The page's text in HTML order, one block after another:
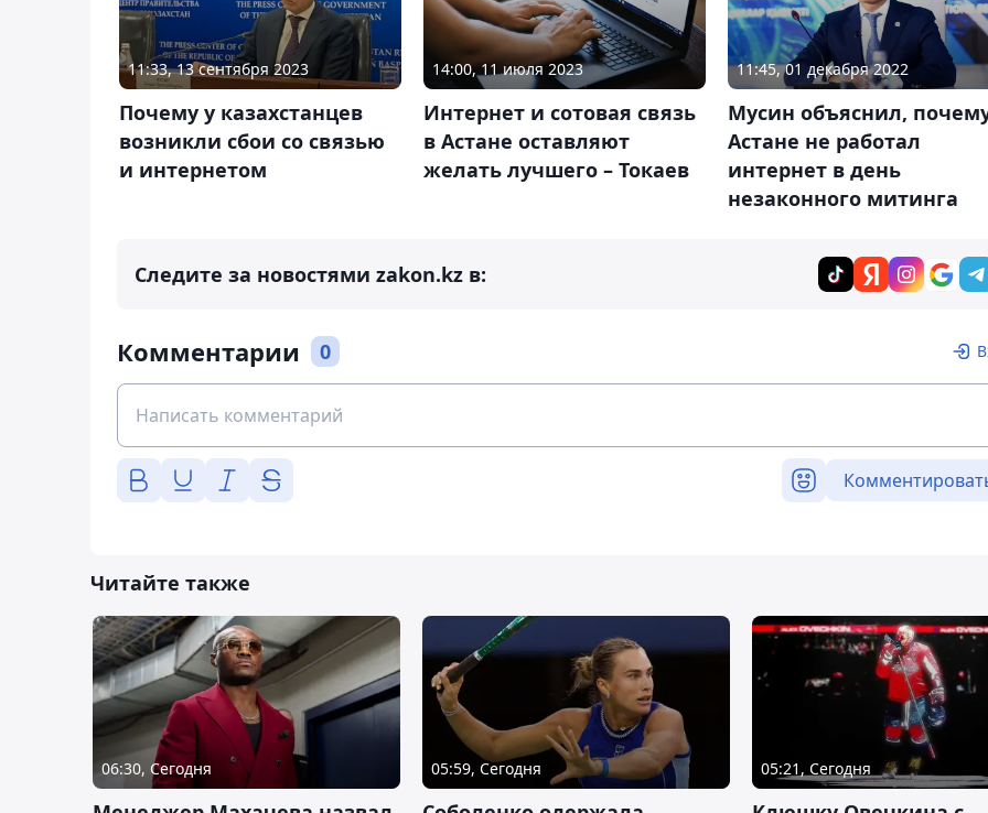
11:33, 13 сентября 2023
Почему у казахстанцев
возникли сбои со связью
и интернетом
14:00, 11 июля 2023
Интернет и сотовая связь
в Астане оставляют
желать лучшего – Токаев
11:45, 01 декабря 2022
Мусин объяснил,
Астане не работал
интернет в день
незаконного митинга
Следите за новостями zakon.kz в:
Комментарии 0
Читайте также
06:30, Сегодня 05:59, Сегодня 05:21, Сегодня